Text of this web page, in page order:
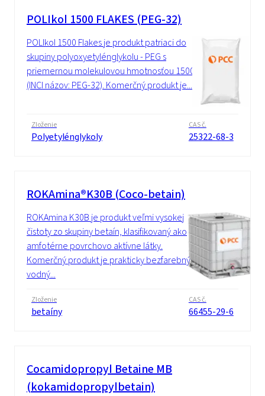
POLIkol 1500 FLAKES (PEG-32)
POLIkol 1500 Flakes je produkt patriaci do
skupiny polyoxyetylénglykolu - PEG s
priemernou molekulovou hmotnosťou 1500
(INCI názov: PEG-32). Komerčný produkt je...
Zloženie
Polyetylénglykoly
CAS č.
25322-68-3
ROKAmina®K30B (Coco-betain)
ROKAmina K30B je produkt veľmi vysokej
čistoty zo skupiny betaín, klasifikovaný ako
amfotérne povrchovo aktívne látky.
Komerčný produkt je prakticky bezfarebný
vodný...
Zloženie
betaíny
CAS č.
66455-29-6
Cocamidopropyl Betaine MB
(kokamidopropylbetain)